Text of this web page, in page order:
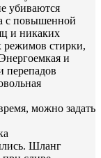
убиваются
с повышенной
и никаких
режимов стирки,
и
перепадов
можно задать
Шланг